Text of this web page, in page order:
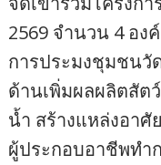
2569 จำนวน 4 อง
การประมงชุมชนวั
ด้านเพิ่มผลผลิตสัต
น้ำ สร้างแหล่งอาศั
ผู้ประกอบอาชีพทำ